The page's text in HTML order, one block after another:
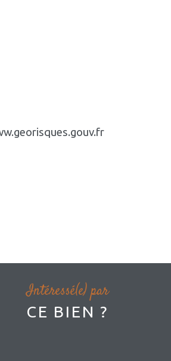
Intéressé(e) par
CE BIEN ?